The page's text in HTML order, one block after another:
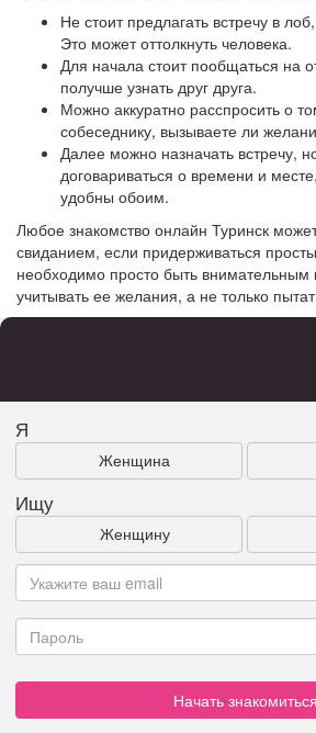
Не стоит предлагать встречу в
Это может оттолкнуть человека.
Для начала стоит пообщаться на
получше узнать друг друга.
Можно аккуратно расспросить о
собеседнику, вызываете ли
Далее можно назначать встречу,
договариваться о времени и
удобны обоим.
Любое знакомство онлайн Туринск
свиданием, если придерживаться
необходимо просто быть внимательным
учитывать ее желания, а не только
Я
Женщина
Ищу
Женщину
Начать знакомиться